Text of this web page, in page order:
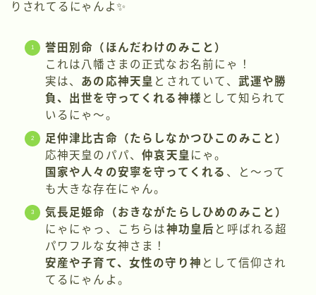
りされてるにゃんよ✨
誉田別命（ほんだわけのみこと）
これは八幡さまの正式なお名前にゃ！
実は、 あの応神天皇 とされていて、 武運や勝
負、出世を守ってくれる神様 として知られて
いるにゃ〜。
足仲津比古命（たらしなかつひこのみこと）
応神天皇のパパ、仲哀天皇 にゃ。
国家や人々の安寧を守ってくれる 、と〜って
も大きな存在にゃん。
気長足姫命（おきながたらしひめのみこと）
にゃにゃっ、こちらは神功皇后 と呼ばれる超
パワフルな女神さま！
安産や子育て、女性の守り神 として信仰され
てるにゃんよ。